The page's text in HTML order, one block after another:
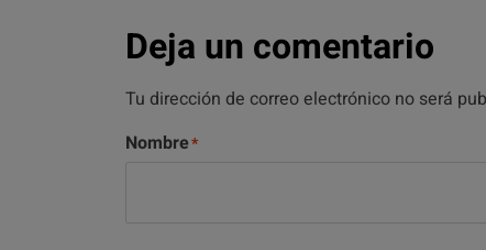
Deja un comentario
Tu dirección de correo electrónico no será
Nombre